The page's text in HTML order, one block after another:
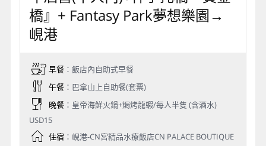
橋』+ Fantasy Park夢想樂園→
峴港
早餐：飯店內自助式早餐
午餐：巴拿山上自助餐(套票)
晚餐：皇帝海鮮火鍋+焗烤龍蝦/每人半隻 (含酒水)
USD15
住宿：峴港-CN宮精品水療飯店CN PALACE BOUTIQUE